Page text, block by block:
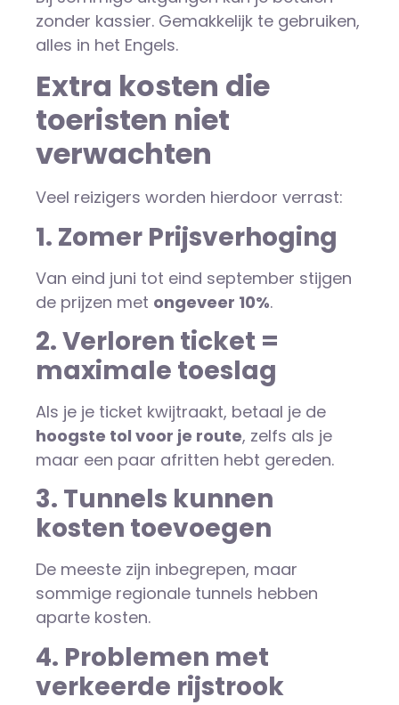
zonder kassier. Gemakkelijk te gebruiken,
alles in het Engels.
Extra kosten die
toeristen niet
verwachten
Veel reizigers worden hierdoor verrast:
1. Zomer Prijsverhoging
Van eind juni tot eind september stijgen
de prijzen met ongeveer 10%.
2. Verloren ticket =
maximale toeslag
Als je je ticket kwijtraakt, betaal je de
hoogste tol voor je route, zelfs als je
maar een paar afritten hebt gereden.
3. Tunnels kunnen
kosten toevoegen
De meeste zijn inbegrepen, maar
sommige regionale tunnels hebben
aparte kosten.
4. Problemen met
verkeerde rijstrook